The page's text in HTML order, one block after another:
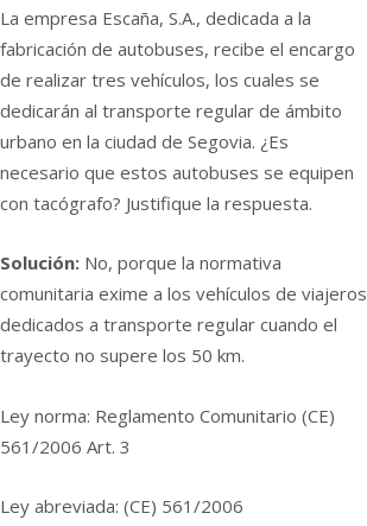
La empresa Escaña, S.A., dedicada a la
fabricación de autobuses, recibe el encargo
de realizar tres vehí­culos, los cuales se
dedicarán al transporte regular de ámbito
urbano en la ciudad de Segovia. ¿Es
necesario que estos autobuses se equipen
con tacógrafo? Justifique la respuesta.
Solución: No, porque la normativa
comunitaria exime a los vehí­culos de viajeros
dedicados a transporte regular cuando el
trayecto no supere los 50 km.
Ley norma: Reglamento Comunitario (CE)
561/2006 Art. 3
Ley abreviada: (CE) 561/2006